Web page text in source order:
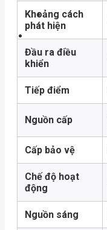
Khoảng cách
phát hiện
Đầu ra điều
khiển
Tiếp điểm
Nguồn cấp
Cấp bảo vệ
Chế độ hoạt
động
Nguồn sáng